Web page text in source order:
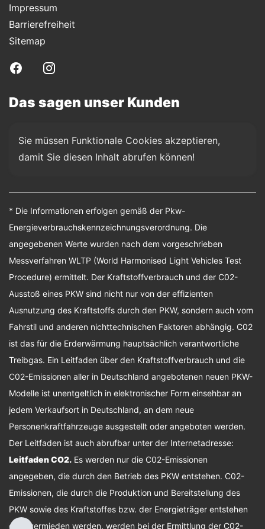
Impressum
Barrierefreiheit
Sitemap
Das sagen unser Kunden
Sie müssen Funktionale Cookies akzeptieren,
damit Sie diesen Inhalt abrufen können!
* Die Informationen erfolgen gemäß der Pkw-
Energieverbrauchskennzeichnungsverordnung. Die
angegebenen Werte wurden nach dem vorgeschrieben
Messverfahren WLTP (World Harmonised Light Vehicles Test
Procedure) ermittelt. Der Kraftstoffverbrauch und der C02-
Ausstoß eines PKW sind nicht nur von der effizienten
Ausnutzung des Kraftstoffs durch den PKW, sondern auch vom
Fahrstil und anderen nichttechnischen Faktoren abhängig. C02
ist das für die Erderwärmung hauptsächlich verantwortliche
Treibgas. Ein Leitfaden über den Kraftstoffverbrauch und die
C02-Emissionen aller in Deutschland angebotenen neuen PKW-
Modelle ist unentgeltlich in elektronischer Form einsehbar an
jedem Verkaufsort in Deutschland, an dem neue
Personenkraftfahrzeuge ausgestellt oder angeboten werden.
Der Leitfaden ist auch abrufbar unter der Internetadresse:
Leitfaden CO2. Es werden nur die C02-Emissionen
angegeben, die durch den Betrieb des PKW entstehen. C02-
Emissionen, die durch die Produktion und Bereitstellung des
PKW sowie des Kraftstoffes bzw. der Energieträger entstehen
oder vermieden werden, werden bei der Ermittlung der C02-